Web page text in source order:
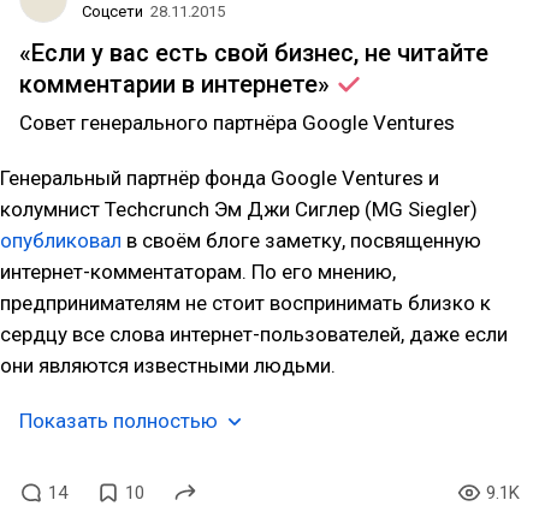
Соцсети 28.11.2015
«Если у вас есть свой бизнес, не читайте
комментарии в интернете»
Совет генерального партнёра Google Ventures
Генеральный партнёр фонда Google Ventures и
колумнист Techcrunch Эм Джи Сиглер (MG Siegler)
опубликовал в своём блоге заметку, посвященную
интернет-комментаторам. По его мнению,
предпринимателям не стоит воспринимать близко к
сердцу все слова интернет-пользователей, даже если
они являются известными людьми.
Показать полностью
14 10 9.1K